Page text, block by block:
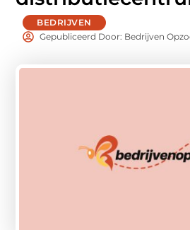
BEDRIJVEN
Gepubliceerd Door: Bedrijven